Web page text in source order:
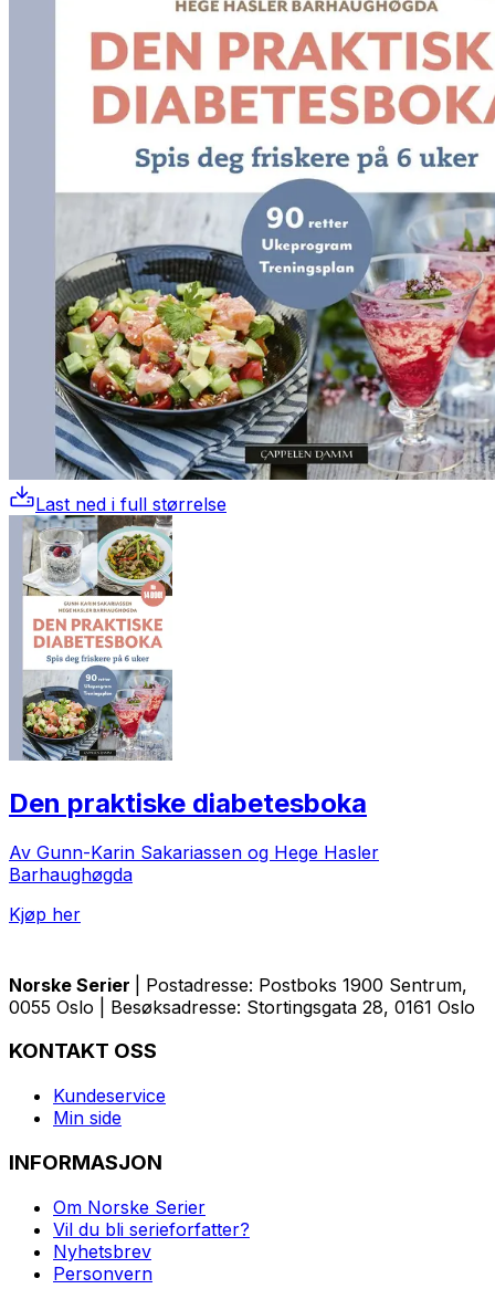
Last ned i full størrelse
Den praktiske diabetesboka
Av Gunn-Karin Sakariassen og Hege Hasler
Barhaughøgda
Kjøp her
Norske Serier
| Postadresse: Postboks 1900 Sentrum,
0055 Oslo | Besøksadresse: Stortingsgata 28, 0161 Oslo
KONTAKT OSS
Kundeservice
Min side
INFORMASJON
Om Norske Serier
Vil du bli serieforfatter?
Nyhetsbrev
Personvern